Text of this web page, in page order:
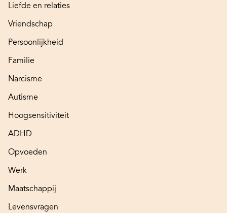
Liefde en relaties
Vriendschap
Persoonlijkheid
Familie
Narcisme
Autisme
Hoogsensitiviteit
ADHD
Opvoeden
Werk
Maatschappij
Levensvragen